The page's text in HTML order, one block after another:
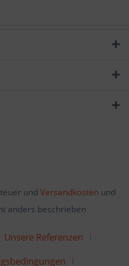
und Versandkostenund
anders beschrieben
Unsere Referenzen